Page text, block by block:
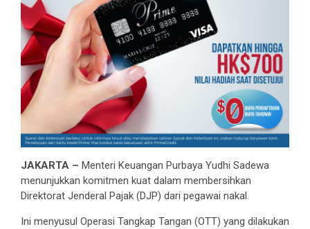
JAKARTA – Menteri Keuangan Purbaya Yudhi Sadewa
menunjukkan komitmen kuat dalam membersihkan
Direktorat Jenderal Pajak (DJP) dari pegawai nakal.
Ini menyusul Operasi Tangkap Tangan (OTT) yang dilakukan